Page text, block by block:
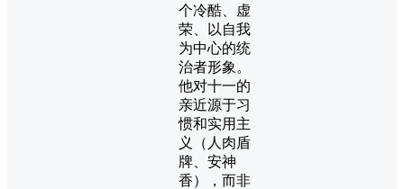
个冷酷、虚
荣、以自我
为中心的统
治者形象。
他对十一的
亲近源于习
惯和实用主
义（人肉盾
牌、安神
香），而非